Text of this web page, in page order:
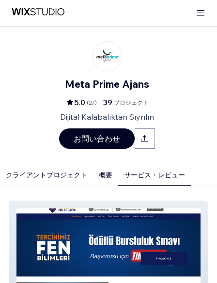
Meta Prime Ajans
5.0 (27) 39 プロジェクト
Dijital Kalabalıktan Sıyrılın
お問い合わせ
クライアントプロジェクト 概要 サービス・レビュー